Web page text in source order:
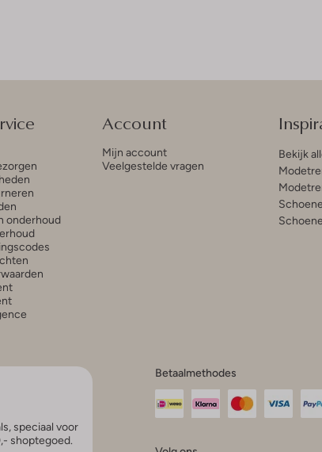
onderhoud
Account
Mijn account
Veelgestelde vragen
Bekijk
speciaal voor
shoptegoed.
Betaalmethodes